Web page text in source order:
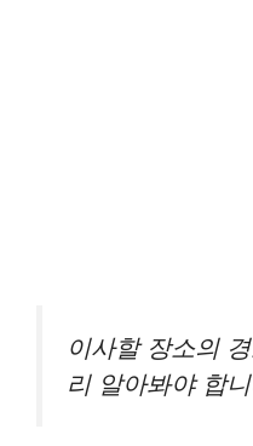
이사할 장소의
리 알아봐야 합